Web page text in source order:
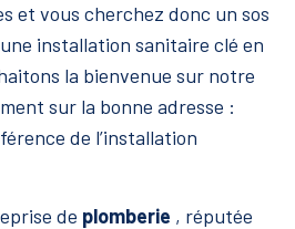
et vous cherchez donc un sos
installation sanitaire clé en
la bienvenue sur notre
sur la bonne adresse :
de l’installation
de plomberie , réputée